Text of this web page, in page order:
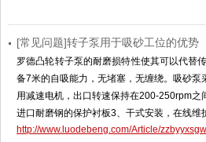
[常见问题]转子泵用于吸砂工位的优势
罗德凸轮转子泵的耐磨损特性使其可以代替
备7米的自吸能力，无堵塞，无缠绕。吸砂泵
用减速电机，出口转速保持在200-250rpm
进口耐磨钢的保护衬板3、干式安装，在线
http://www.luodebeng.com/Article/